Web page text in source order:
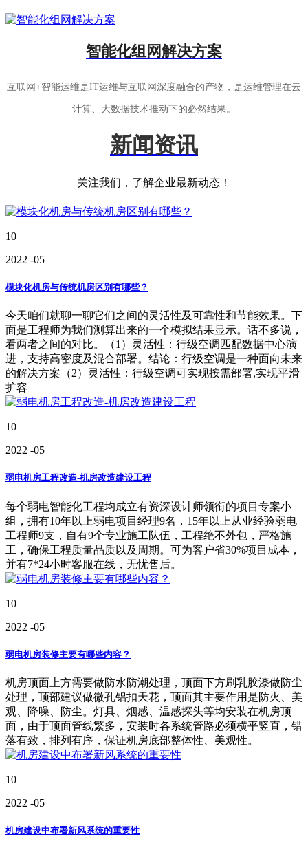
智能化组网解决方案
互联网+智能运维是IT运维与互联网深度融合的产物，是运维管理在云
计算、大数据技术推动下的必然结果。
新闻资讯
关注我们，了解企业最新动态！
10
2022 -05
模块化机房与传统机房区别有哪些？
今天咱们就聊一聊它们之间的灵活性及可靠性和节能效果。下
面是工程师为我们测算出来的一个模拟结果显示。话不多说，
看两者之间的对比。（1）灵活性：行级空调匹配数据中心演
进，支持高密度及混合部署。结论：行级空调是一种面向未来
的解决方案（2）灵活性：行级空调可实现按需部署,实现平滑
扩容
10
2022 -05
弱电机房工程改造-机房改造建设工程
每个弱电智能化工程均成立有资深设计师领衔的项目专案小
组，拥有10年以上弱电项目经理9名，15年以上从业经验弱电
工程师9支，自有9个专业施工队伍，工程绝不外包，严格施
工，确保工程质量品质以及周期。可为客户省30%项目成本，
并有7*24小时客服在线，无忧售后。
10
2022 -05
弱电机房装修主要有哪些内容？
机房顶面上方需要做防水防潮处理，顶面下方刷乳胶漆做防尘
处理，顶部建议做微孔铝扣天花，顶面其主要作用是防火、美
观、降噪、防尘。灯具、烟感、温感探头等均安装在机房顶
面，由于顶面管线繁多，安装时各系统管路必须横平竖直，错
落有致，排列有序，保证机房底部整体性、美观性。
10
2022 -05
机房建设中布署新风系统的重要性